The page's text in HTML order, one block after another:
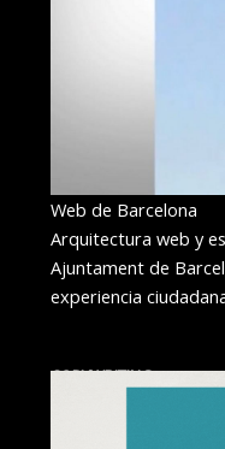
Web de Barcelona
Arquitectura web y
Ajuntament de
experiencia
COPYWRITING